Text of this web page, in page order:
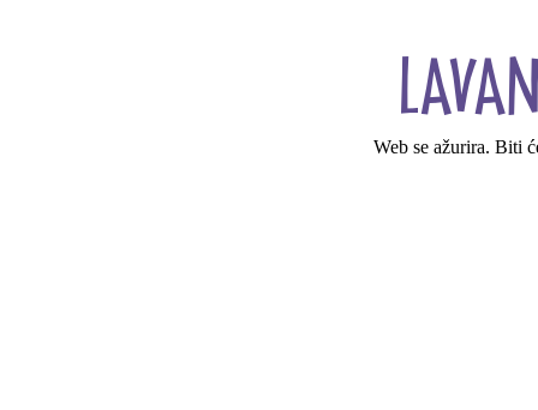
Web se ažurira. Biti